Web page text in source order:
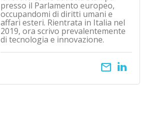
presso il Parlamento europeo,
occupandomi di diritti umani e
affari esteri. Rientrata in Italia nel
2019, ora scrivo prevalentemente
di tecnologia e innovazione.
email